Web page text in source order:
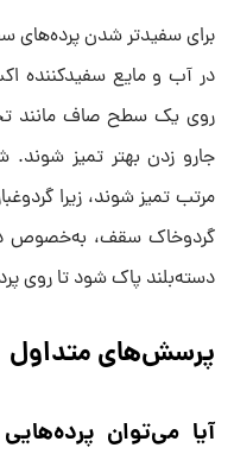
برای سفیدتر شدن پرده‌های
در آب و مایع سفیدکننده
روی یک سطح صاف مانند
جارو زدن بهتر تمیز شوند.
مرتب تمیز شوند، زیرا
گردوخاک سقف، به‌خصوص در
دسته‌بلند پاک شود تا روی
پرسش‌های متداول
آیا می‌توان